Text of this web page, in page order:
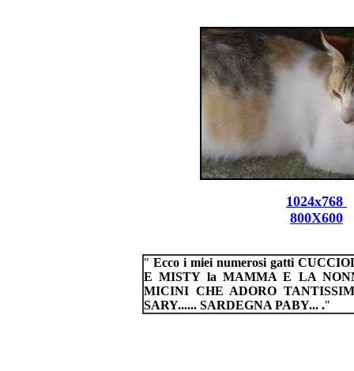
1024x768
800X600
" Ecco i miei numerosi gatti
E MISTY la MAMMA E LA
MICINI CHE ADORO
SARY...... SARDEGNA PABY... ."